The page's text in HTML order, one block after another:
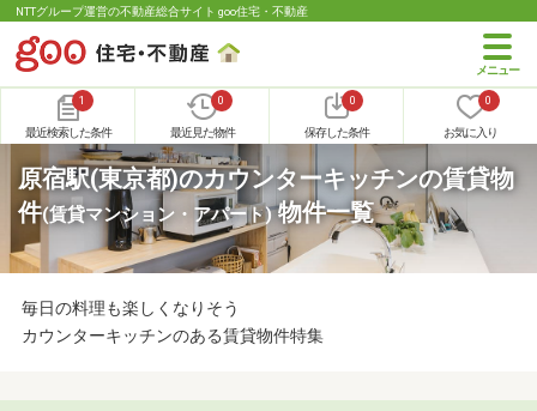
NTTグループ運営の不動産総合サイト goo住宅・不動産
1
最近検索した条件
0
最近見た物件
0
保存した条件
0
お気に入り
原宿駅(東京都)のカウンターキッチンの賃貸物
件(賃貸マンション・アパート)物件一覧
毎日の料理も楽しくなりそう
カウンターキッチンのある賃貸物件特集